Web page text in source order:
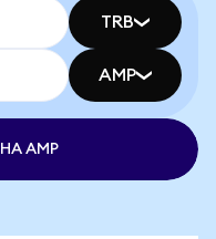
TRB
AMP
AMP